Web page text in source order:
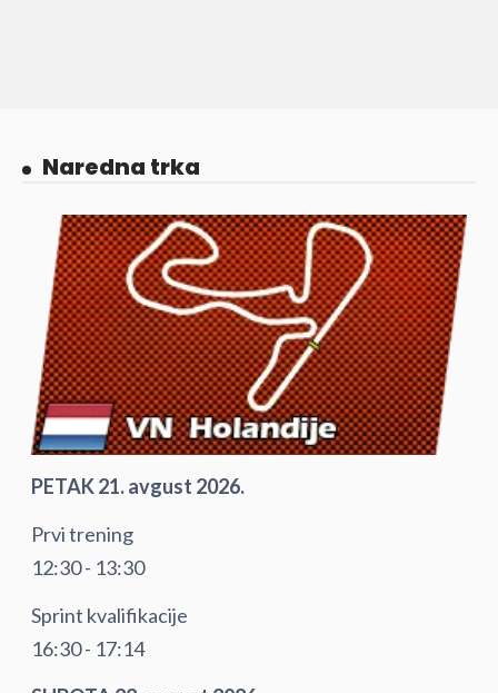
Naredna trka
PETAK 21. avgust 2026.
Prvi trening
12:30 - 13:30
Sprint kvalifikacije
16:30 - 17:14